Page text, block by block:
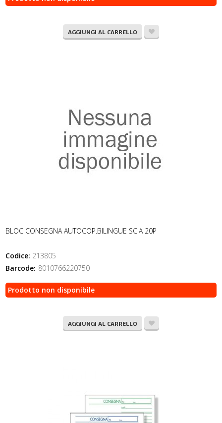
AGGIUNGI AL CARRELLO
BLOC CONSEGNA AUTOCOP.BILINGUE SCIA 20P
Codice: 213805
Barcode: 8010766220750
Prodotto non disponibile
AGGIUNGI AL CARRELLO